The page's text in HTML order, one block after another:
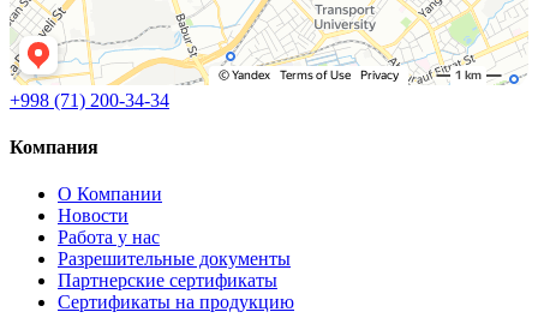
+998 (71) 200-34-34
Компания
О Компании
Новости
Работа у нас
Разрешительные документы
Партнерские сертификаты
Сертификаты на продукцию